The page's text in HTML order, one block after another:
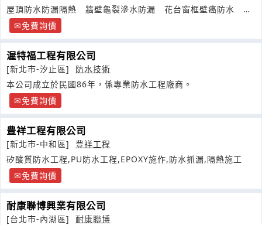
屋頂防水防漏隔熱 牆壁龜裂滲水防漏 花台窗框壁癌防水 浴
廁地下室防水
免費詢價
渥特福工程有限公司
[新北市-汐止區]
防水技術
本公司成立於民國86年，係專業防水工程廠商。
免費詢價
豊祥工程有限公司
[新北市-中和區]
豊祥工程
矽酸質防水工程,PU防水工程,EPOXY施作,防水抓漏,隔熱施工
免費詢價
耐康聯博興業有限公司
[台北市-內湖區]
耐康聯博